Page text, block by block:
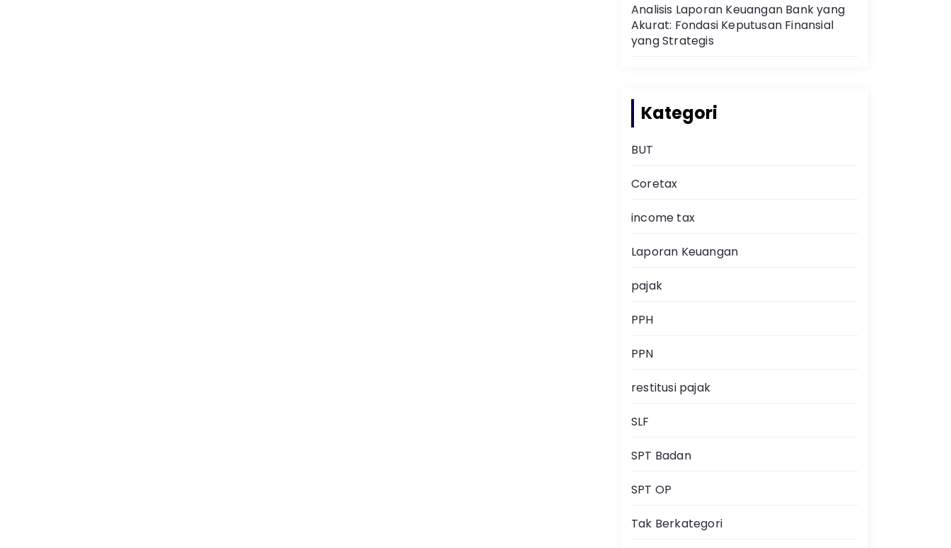
Analisis Laporan Keuangan Bank yang
Akurat: Fondasi Keputusan Finansial
yang Strategis
Kategori
BUT
Coretax
income tax
Laporan Keuangan
pajak
PPH
PPN
restitusi pajak
SLF
SPT Badan
SPT OP
Tak Berkategori